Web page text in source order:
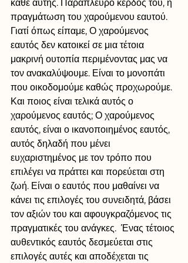
κάθε αυτής. Παράπλευρο κέρδος του, η
πραγμάτωση του χαρούμενου εαυτού.
Γιατί όπως είπαμε, Ο χαρούμενος
εαυτός δεν κατοικεί σε μια τέτοια
μακρινή ουτοπία περιμένοντας μας να
τον ανακαλύψουμε. Είναι το μονοπάτι
που οικοδομούμε καθώς προχωρούμε.
Και ποιος είναι τελικά αυτός ο
χαρούμενος εαυτός; Ο χαρούμενος
εαυτός, είναι ο ικανοποιημένος εαυτός,
αυτός δηλαδή που μένει
ευχαριστημένος με τον τρόπο που
επιλέγει να πράττει και πορεύεται στη
ζωή. Είναι ο εαυτός που μαθαίνει να
κάνει τις επιλογές του συνειδητά, βάσει
τον αξιών του και αφουγκραζόμενος τις
πραγματικές του ανάγκες.  Ένας τέτοιος
αυθεντικός εαυτός δεσμεύεται στις
επιλογές αυτές και αποδέχεται τις